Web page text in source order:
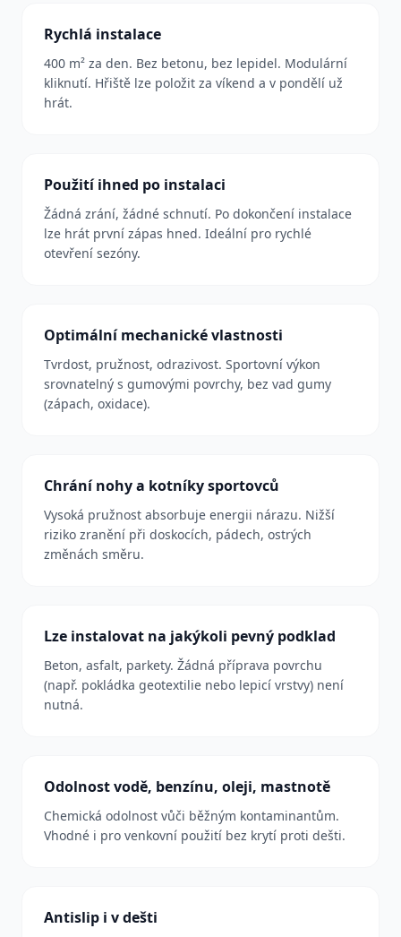
Rychlá instalace
400 m² za den. Bez betonu, bez lepidel. Modulární
kliknutí. Hřiště lze položit za víkend a v pondělí už
hrát.
Použití ihned po instalaci
Žádná zrání, žádné schnutí. Po dokončení instalace
lze hrát první zápas hned. Ideální pro rychlé
otevření sezóny.
Optimální mechanické vlastnosti
Tvrdost, pružnost, odrazivost. Sportovní výkon
srovnatelný s gumovými povrchy, bez vad gumy
(zápach, oxidace).
Chrání nohy a kotníky sportovců
Vysoká pružnost absorbuje energii nárazu. Nižší
riziko zranění při doskocích, pádech, ostrých
změnách směru.
Lze instalovat na jakýkoli pevný podklad
Beton, asfalt, parkety. Žádná příprava povrchu
(např. pokládka geotextilie nebo lepicí vrstvy) není
nutná.
Odolnost vodě, benzínu, oleji, mastnotě
Chemická odolnost vůči běžným kontaminantům.
Vhodné i pro venkovní použití bez krytí proti dešti.
Antislip i v dešti